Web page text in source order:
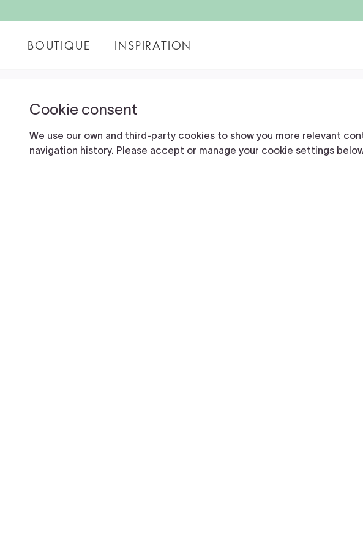
BOUTIQUE INSPIRATION